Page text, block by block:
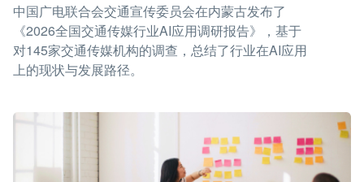
中国广电联合会交通宣传委员会在内蒙古发布了
《2026全国交通传媒行业AI应用调研报告》，基于
对145家交通传媒机构的调查，总结了行业在AI应用
上的现状与发展路径。